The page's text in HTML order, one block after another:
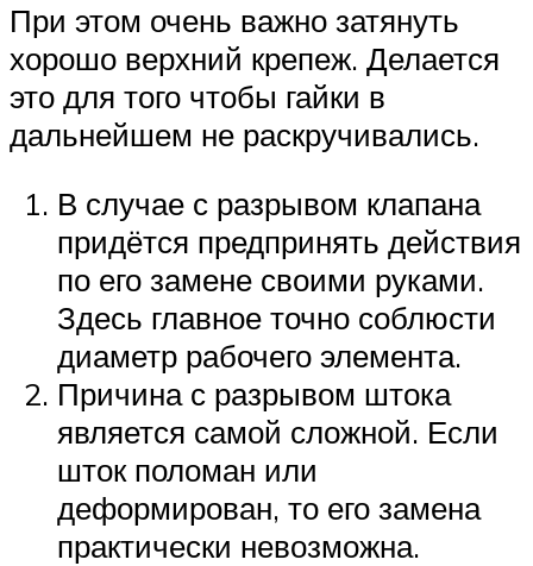
При этом очень важно затянуть
хорошо верхний крепеж. Делается
это для того чтобы гайки в
дальнейшем не раскручивались.
В случае с разрывом клапана
придётся предпринять действия
по его замене своими руками.
Здесь главное точно соблюсти
диаметр рабочего элемента.
Причина с разрывом штока
является самой сложной. Если
шток поломан или
деформирован, то его замена
практически невозможна.